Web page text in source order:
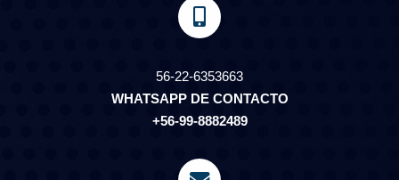
56-22-6353663
WHATSAPP DE CONTACTO
+56-99-8882489